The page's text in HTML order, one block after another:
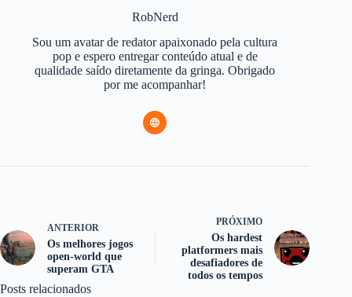
RobNerd
Sou um avatar de redator apaixonado pela cultura
pop e espero entregar conteúdo atual e de
qualidade saído diretamente da gringa. Obrigado
por me acompanhar!
ANTERIOR
Os melhores jogos
open-world que
superam GTA
PRÓXIMO
Os hardest
platformers mais
desafiadores de
todos os tempos
Posts relacionados